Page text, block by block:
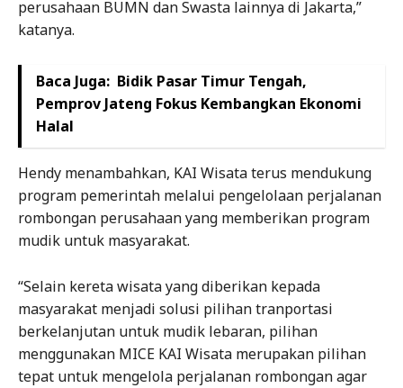
perusahaan BUMN dan Swasta lainnya di Jakarta,”
katanya.
Baca Juga: Bidik Pasar Timur Tengah,
Pemprov Jateng Fokus Kembangkan Ekonomi
Halal
Hendy menambahkan, KAI Wisata terus mendukung
program pemerintah melalui pengelolaan perjalanan
rombongan perusahaan yang memberikan program
mudik untuk masyarakat.
“Selain kereta wisata yang diberikan kepada
masyarakat menjadi solusi pilihan tranportasi
berkelanjutan untuk mudik lebaran, pilihan
menggunakan MICE KAI Wisata merupakan pilihan
tepat untuk mengelola perjalanan rombongan agar